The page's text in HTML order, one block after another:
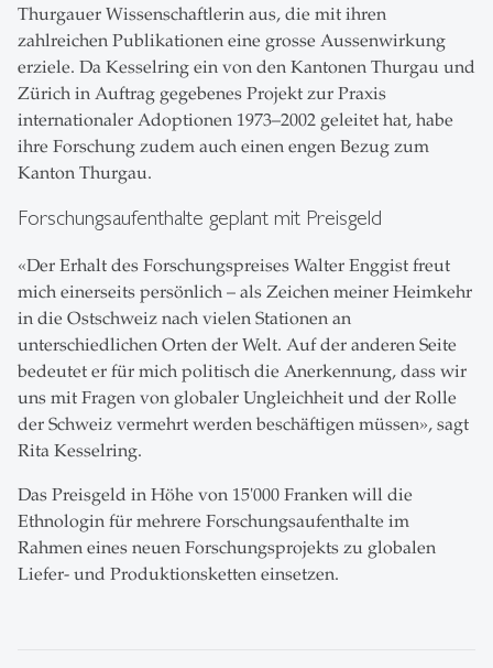
Thurgauer Wissenschaftlerin aus, die mit ihren
zahlreichen Publikationen eine grosse Aussenwirkung
erziele. Da Kesselring ein von den Kantonen Thurgau und
Zürich in Auftrag gegebenes Projekt zur Praxis
internationaler Adoptionen 1973–2002 geleitet hat, habe
ihre Forschung zudem auch einen engen Bezug zum
Kanton Thurgau.
Forschungsaufenthalte geplant mit Preisgeld
«Der Erhalt des Forschungspreises Walter Enggist freut
mich einerseits persönlich – als Zeichen meiner Heimkehr
in die Ostschweiz nach vielen Stationen an
unterschiedlichen Orten der Welt. Auf der anderen Seite
bedeutet er für mich politisch die Anerkennung, dass wir
uns mit Fragen von globaler Ungleichheit und der Rolle
der Schweiz vermehrt werden beschäftigen müssen», sagt
Rita Kesselring.
Das Preisgeld in Höhe von 15'000 Franken will die
Ethnologin für mehrere Forschungsaufenthalte im
Rahmen eines neuen Forschungsprojekts zu globalen
Liefer- und Produktionsketten einsetzen.